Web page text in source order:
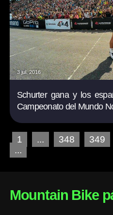
3 jul. 2016
Schurter gana y los
Campeonato del Mundo
1 ... 348 349
...
Mountain Bike